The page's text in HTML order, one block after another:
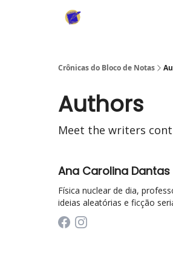
Crônicas do Bloco de Notas
Authors
Meet the writers
Ana Carolina Dantas
Física nuclear de dia,
ideias aleatórias e ficção